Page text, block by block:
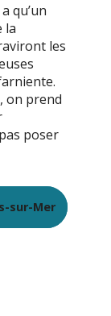
qu’un
la
les
on prend
poser
sur-Mer